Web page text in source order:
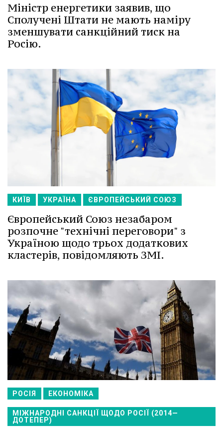
Міністр енергетики заявив, що
Сполучені Штати не мають наміру
зменшувати санкційний тиск на
Росію.
КИЇВ УКРАЇНА ЄВРОПЕЙСЬКИЙ СОЮЗ
Європейський Союз незабаром
розпочне "технічні переговори" з
Україною щодо трьох додаткових
кластерів, повідомляють ЗМІ.
РОСІЯ ЕКОНОМІКА
МІЖНАРОДНІ САНКЦІЇ ЩОДО РОСІЇ (2014—
ДОТЕПЕР)